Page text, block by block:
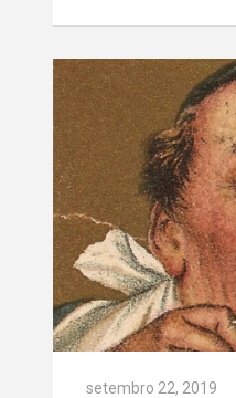
setembro 22, 2019